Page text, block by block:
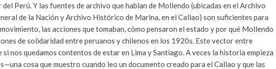
Perú. Y las fuentes de archivo que hablan de Mollendo (ubicadas en el Archivo
de la Nación y Archivo Histórico de Marina, en el Callao) son suficientes para
las acciones que tomaban, cómo pensaron el estado y por qué Mollendo
de solidaridad entre peruanos y chilenos en los 1920s. Este vector entre
nos quedamos contentos de estar en Lima y Santiago. A veces la historia empieza
cosa que muestro cuando leo un documento creado para el Callao y que las